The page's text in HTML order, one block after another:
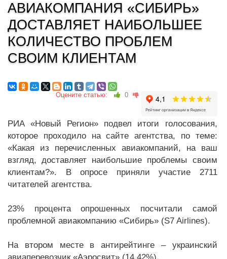
АВИАКОМПАНИЯ «СИБИРЬ»
ДОСТАВЛЯЕТ НАИБОЛЬШЕЕ
КОЛИЧЕСТВО ПРОБЛЕМ
СВОИМ КЛИЕНТАМ
Оцените статью: 0
РИА «Новый Регион» подвел итоги голосования,
которое проходило на сайте агентства, по теме:
«Какая из перечисленных авиакомпаний, на ваш
взгляд, доставляет наибольшие проблемы своим
клиентам?». В опросе приняли участие 2711
читателей агентства.
23% процента опрошенных посчитали самой
проблемной авиакомпанию «Сибирь» (S7 Airlines).
На втором месте в антирейтинге – украинский